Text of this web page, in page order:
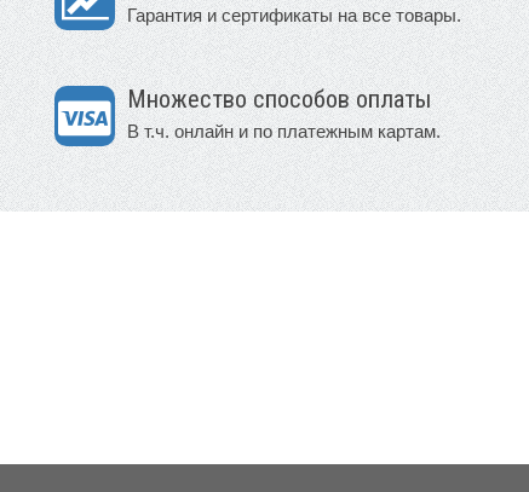
Гарантия и сертификаты на все товары.
Множество способов оплаты
В т.ч. онлайн и по платежным картам.